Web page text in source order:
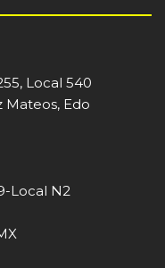
Local 540
Mateos, Edo
Local N2